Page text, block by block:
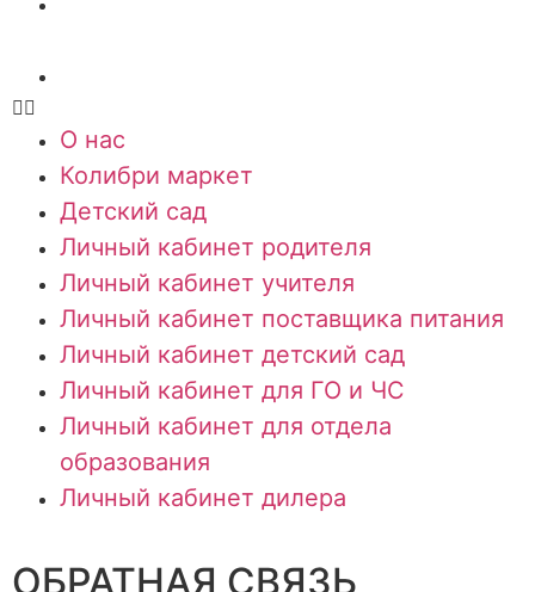
О нас
Колибри маркет
Детский сад
Личный кабинет родителя
Личный кабинет учителя
Личный кабинет поставщика питания
Личный кабинет детский сад
Личный кабинет для ГО и ЧС
Личный кабинет для отдела
образования
Личный кабинет дилера
ОБРАТНАЯ СВЯЗЬ